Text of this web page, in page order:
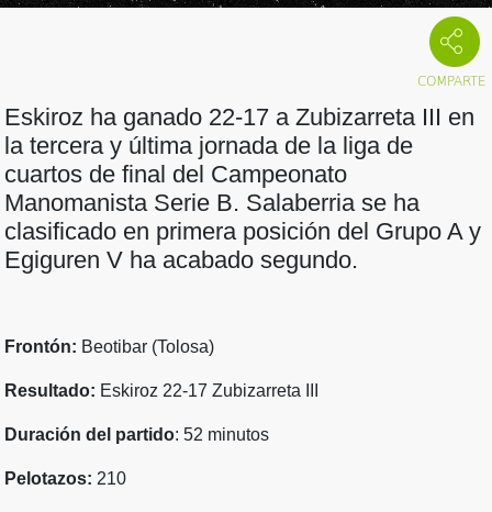
Eskiroz ha ganado 22-17 a Zubizarreta III en
la tercera y última jornada de la liga de
cuartos de final del Campeonato
Manomanista Serie B. Salaberria se ha
clasificado en primera posición del Grupo A y
Egiguren V ha acabado segundo.
Frontón: Beotibar (Tolosa)
Resultado: Eskiroz 22-17 Zubizarreta III
Duración del partido: 52 minutos
Pelotazos: 210